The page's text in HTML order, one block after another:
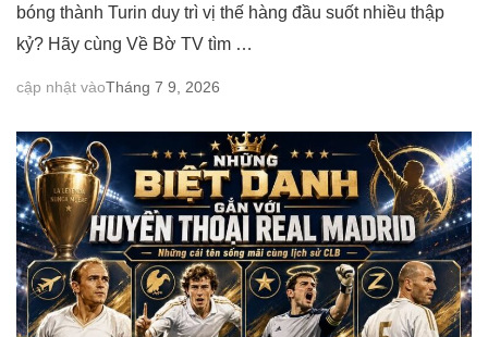
bóng thành Turin duy trì vị thế hàng đầu suốt nhiều thập
kỷ? Hãy cùng Về Bờ TV tìm …
cập nhật vàoTháng 7 9, 2026